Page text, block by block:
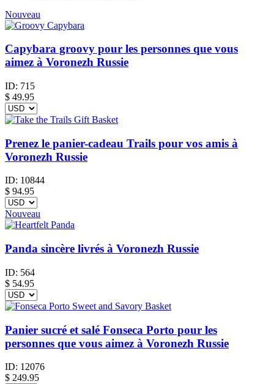
Nouveau
Capybara groovy pour les personnes que vous
aimez à Voronezh Russie
ID: 715
$ 49.95
Prenez le panier-cadeau Trails pour vos amis à
Voronezh Russie
ID: 10844
$ 94.95
Nouveau
Panda sincère livrés à Voronezh Russie
ID: 564
$ 54.95
Panier sucré et salé Fonseca Porto pour les
personnes que vous aimez à Voronezh Russie
ID: 12076
$ 249.95